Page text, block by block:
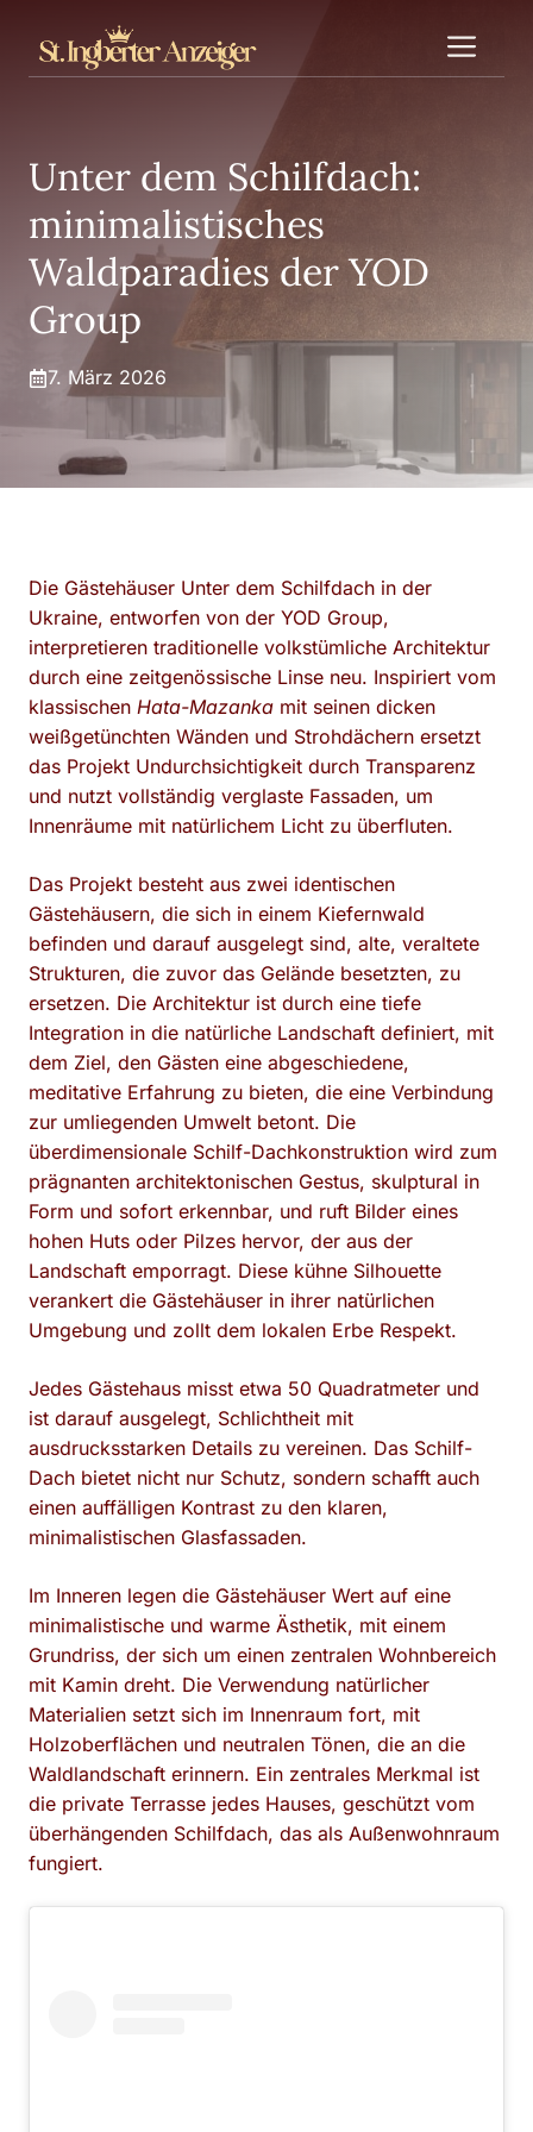
Inhalt
springen
Unter dem Schilfdach:
minimalistisches
Waldparadies der YOD
Group
7. März 2026
Die Gästehäuser Unter dem Schilfdach in der
Ukraine, entworfen von der YOD Group,
interpretieren traditionelle volkstümliche Architektur
durch eine zeitgenössische Linse neu. Inspiriert vom
klassischen Hata-Mazanka mit seinen dicken
weißgetünchten Wänden und Strohdächern ersetzt
das Projekt Undurchsichtigkeit durch Transparenz
und nutzt vollständig verglaste Fassaden, um
Innenräume mit natürlichem Licht zu überfluten.
Das Projekt besteht aus zwei identischen
Gästehäusern, die sich in einem Kiefernwald
befinden und darauf ausgelegt sind, alte, veraltete
Strukturen, die zuvor das Gelände besetzten, zu
ersetzen. Die Architektur ist durch eine tiefe
Integration in die natürliche Landschaft definiert, mit
dem Ziel, den Gästen eine abgeschiedene,
meditative Erfahrung zu bieten, die eine Verbindung
zur umliegenden Umwelt betont. Die
überdimensionale Schilf-Dachkonstruktion wird zum
prägnanten architektonischen Gestus, skulptural in
Form und sofort erkennbar, und ruft Bilder eines
hohen Huts oder Pilzes hervor, der aus der
Landschaft emporragt. Diese kühne Silhouette
verankert die Gästehäuser in ihrer natürlichen
Umgebung und zollt dem lokalen Erbe Respekt.
Jedes Gästehaus misst etwa 50 Quadratmeter und
ist darauf ausgelegt, Schlichtheit mit
ausdrucksstarken Details zu vereinen. Das Schilf-
Dach bietet nicht nur Schutz, sondern schafft auch
einen auffälligen Kontrast zu den klaren,
minimalistischen Glasfassaden.
Im Inneren legen die Gästehäuser Wert auf eine
minimalistische und warme Ästhetik, mit einem
Grundriss, der sich um einen zentralen Wohnbereich
mit Kamin dreht. Die Verwendung natürlicher
Materialien setzt sich im Innenraum fort, mit
Holzoberflächen und neutralen Tönen, die an die
Waldlandschaft erinnern. Ein zentrales Merkmal ist
die private Terrasse jedes Hauses, geschützt vom
überhängenden Schilfdach, das als Außenwohnraum
fungiert.